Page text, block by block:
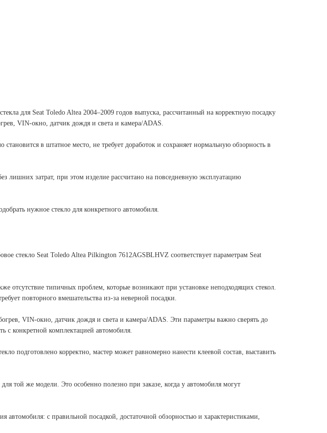
для Seat Toledo Altea 2004–2009 годов выпуска, рассчитанный на корректную посадку
VIN-окно, датчик дождя и света и камера/ADAS.
в штатное место, не требует доработок и сохраняет нормальную обзорность в
лишних затрат, при этом изделие рассчитано на повседневную эксплуатацию
нужное стекло для конкретного автомобиля.
стекло Seat Toledo Altea Pilkington 7612AGSBLHVZ соответствует параметрам Seat
отсутствие типичных проблем, которые возникают при установке неподходящих стекол.
повторного вмешательства из-за неверной посадки.
VIN-окно, датчик дождя и света и камера/ADAS. Эти параметры важно сверять до
с конкретной комплектацией автомобиля.
подготовлено корректно, мастер может равномерно нанести клеевой состав, выставить
той же модели. Это особенно полезно при заказе, когда у автомобиля могут
автомобиля: с правильной посадкой, достаточной обзорностью и характеристиками,